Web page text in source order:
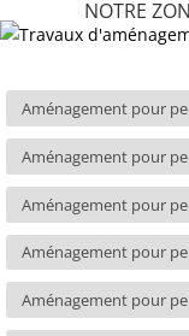
NOTRE
Aménagement pour
Aménagement pour
Aménagement pour
Aménagement pour
Aménagement pour